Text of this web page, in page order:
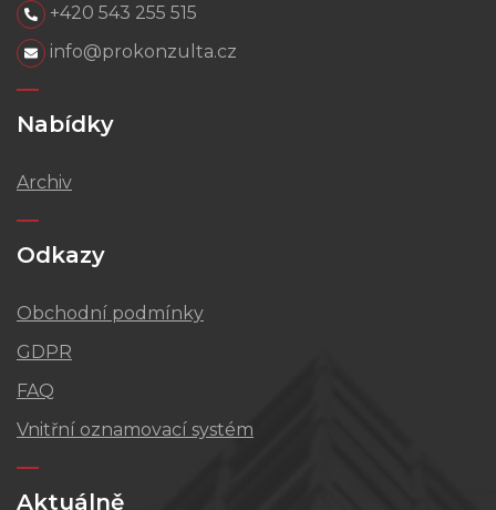
+420 543 255 515
info@prokonzulta.cz
Nabídky
Archiv
Odkazy
Obchodní podmínky
GDPR
FAQ
Vnitřní oznamovací systém
Aktuálně